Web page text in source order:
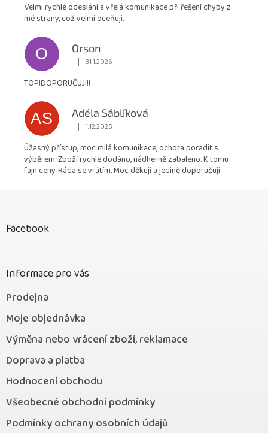
Velmi rychlé odeslání a vřelá komunikace při řešení chyby z
mé strany, což velmi oceňuji.
O
Orson
Hodnocení obchodu je 5 z 5 hvězdiček.
| 31.1.2026
TOP!DOPORUČUJI!!
AS
Adéla Sáblíková
Hodnocení obchodu je 5 z 5 hvězdiček.
| 1.12.2025
Úžasný přístup, moc milá komunikace, ochota poradit s
výběrem. Zboží rychle dodáno, nádherně zabaleno. K tomu
fajn ceny. Ráda se vrátím. Moc děkuji a jedině doporučuji.
Facebook
Informace pro vás
Prodejna
Moje objednávka
Výměna nebo vrácení zboží, reklamace
Doprava a platba
Hodnocení obchodu
Všeobecné obchodní podmínky
Podmínky ochrany osobních údajů